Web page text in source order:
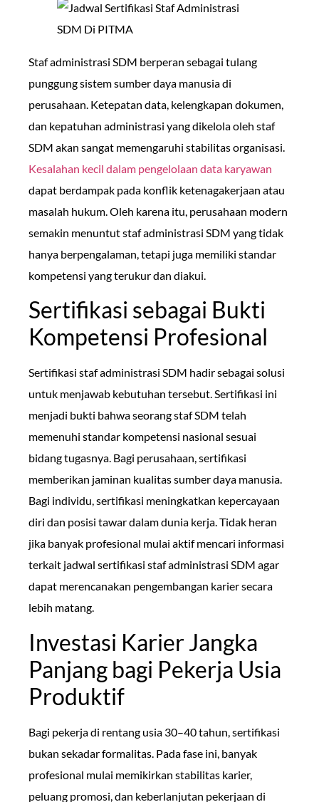
Staf administrasi SDM berperan sebagai tulang
punggung sistem sumber daya manusia di
perusahaan. Ketepatan data, kelengkapan dokumen,
dan kepatuhan administrasi yang dikelola oleh staf
SDM akan sangat memengaruhi stabilitas organisasi.
Kesalahan kecil dalam pengelolaan data karyawan
dapat berdampak pada konflik ketenagakerjaan atau
masalah hukum. Oleh karena itu, perusahaan modern
semakin menuntut staf administrasi SDM yang tidak
hanya berpengalaman, tetapi juga memiliki standar
kompetensi yang terukur dan diakui.
Sertifikasi sebagai Bukti
Kompetensi Profesional
Sertifikasi staf administrasi SDM hadir sebagai solusi
untuk menjawab kebutuhan tersebut. Sertifikasi ini
menjadi bukti bahwa seorang staf SDM telah
memenuhi standar kompetensi nasional sesuai
bidang tugasnya. Bagi perusahaan, sertifikasi
memberikan jaminan kualitas sumber daya manusia.
Bagi individu, sertifikasi meningkatkan kepercayaan
diri dan posisi tawar dalam dunia kerja. Tidak heran
jika banyak profesional mulai aktif mencari informasi
terkait jadwal sertifikasi staf administrasi SDM agar
dapat merencanakan pengembangan karier secara
lebih matang.
Investasi Karier Jangka
Panjang bagi Pekerja Usia
Produktif
Bagi pekerja di rentang usia 30–40 tahun, sertifikasi
bukan sekadar formalitas. Pada fase ini, banyak
profesional mulai memikirkan stabilitas karier,
peluang promosi, dan keberlanjutan pekerjaan di